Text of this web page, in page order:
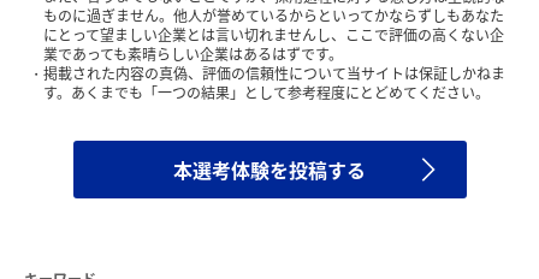
ものに過ぎません。他人が誉めているからといってかならずしもあなた
にとって望ましい企業とは言い切れませんし、ここで評価の高くない企
業であっても素晴らしい企業はあるはずです。
掲載された内容の真偽、評価の信頼性について当サイトは保証しかねま
す。あくまでも「一つの結果」として参考程度にとどめてください。
本選考体験を投稿する